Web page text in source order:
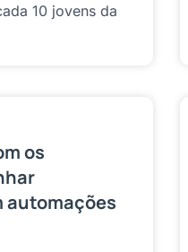
10 jovens da
os
automações